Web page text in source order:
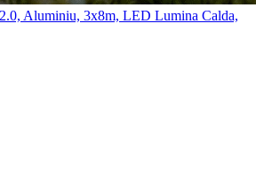
Aluminiu, 3x8m, LED Lumina Calda,